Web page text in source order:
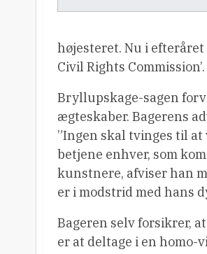
højesteret. Nu i efteråret
Civil Rights Commission’.
Bryllupskage-sagen
ægteskaber. Bagerens
”Ingen skal tvinges til
betjene enhver, som
kunstnere, afviser han
er i modstrid med hans
Bageren selv forsikrer,
er at deltage i en homo-